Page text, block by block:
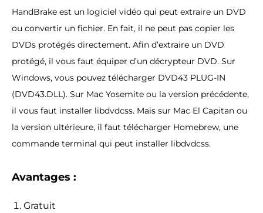
HandBrake est un logiciel vidéo qui peut extraire un DVD
ou convertir un fichier. En fait, il ne peut pas copier les
DVDs protégés directement. Afin d’extraire un DVD
protégé, il vous faut équiper d’un décrypteur DVD. Sur
Windows, vous pouvez télécharger DVD43 PLUG-IN
(DVD43.DLL). Sur Mac Yosemite ou la version précédente,
il vous faut installer libdvdcss. Mais sur Mac El Capitan ou
la version ultérieure, il faut télécharger Homebrew, une
commande terminal qui peut installer libdvdcss.
Avantages :
Gratuit